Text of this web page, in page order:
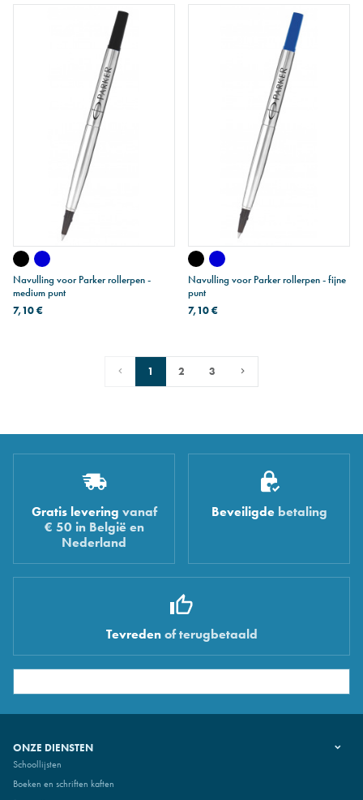
Navulling voor Parker rollerpen -
medium punt
7,10 €
Navulling voor Parker rollerpen - fijne
punt
7,10 €
1 2 3
Gratis levering vanaf
€ 50 in België en
Nederland
Beveiligdebetaling
Tevredenof terugbetaald
ONZE DIENSTEN
Schoollijsten
Boeken en schriften kaften